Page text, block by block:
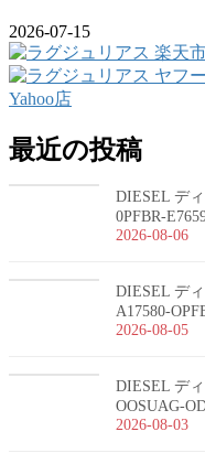
2026-07-15
Yahoo店
最近の投稿
DIESEL デ
0PFBR-
2026-08-06
DIESEL デ
A17580-
2026-08-05
DIESEL デ
OOSUAG-
2026-08-03